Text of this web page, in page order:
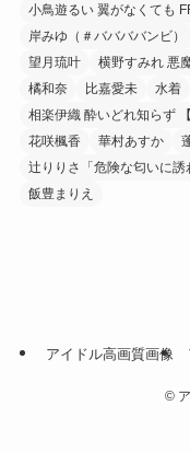
小鳥遊るい 翼がなくても
岸みゆ（＃ババババンビ）
望月琉叶
横野すみれ 悪
橘和奈
比嘉愛未 水着
相楽伊織 酔いどれ知らず
花咲楓香
華村あすか
辻りりさ「危険な匂いに
飯豊まりえ
アイドル高画質画像
©ア